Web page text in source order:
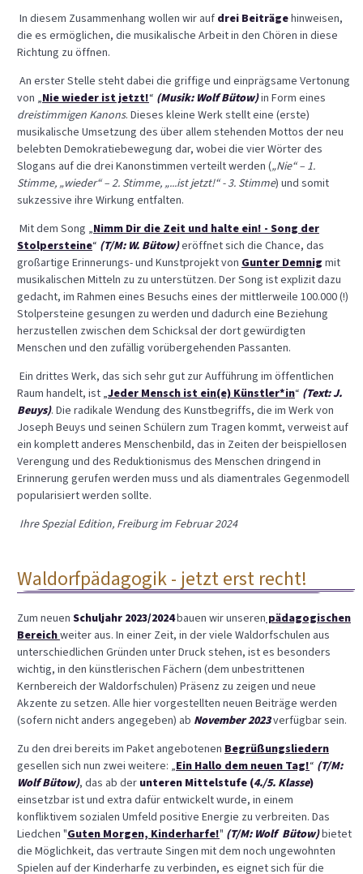
In diesem Zusammenhang wollen wir auf drei Beiträgehinweisen,
die es ermöglichen, die musikalische Arbeit in den Chören in diese
Richtung zu öffnen.
An erster Stelle steht dabei die griffige und einprägsame Vertonung
von „Nie wieder ist jetzt!“ (Musik: Wolf Bütow)in Form eines
dreistimmigen Kanons. Dieses kleine Werk stellt eine (erste)
musikalische Umsetzung des über allem stehenden Mottos der neu
belebten Demokratiebewegung dar, wobei die vier Wörter des
Slogans auf die drei Kanonstimmen verteilt werden („Nie“ – 1.
Stimme, „wieder“ – 2. Stimme, „...ist jetzt!“ - 3. Stimme) und somit
sukzessive ihre Wirkung entfalten.
Mit dem Song „Nimm Dir die Zeit und halte ein! - Song der
Stolpersteine“ (T/M: W. Bütow)eröffnet sich die Chance, das
großartige Erinnerungs- und Kunstprojekt von Gunter Demnig mit
musikalischen Mitteln zu zu unterstützen. Der Song ist explizit dazu
gedacht, im Rahmen eines Besuchs eines der mittlerweile 100.000 (!)
Stolpersteine gesungen zu werden und dadurch eine Beziehung
herzustellen zwischen dem Schicksal der dort gewürdigten
Menschen und den zufällig vorübergehenden Passanten.
Ein drittes Werk, das sich sehr gut zur Aufführung im öffentlichen
Raum handelt, ist „Jeder Mensch ist ein(e) Künstler*in“ (Text: J.
Beuys). Die radikale Wendung des Kunstbegriffs, die im Werk von
Joseph Beuys und seinen Schülern zum Tragen kommt, verweist auf
ein komplett anderes Menschenbild, das in Zeiten der beispiellosen
Verengung und des Reduktionismus des Menschen dringend in
Erinnerung gerufen werden muss und als diamentrales Gegenmodell
popularisiert werden sollte.
Ihre Spezial Edition, Freiburg im Februar 2024
Waldorfpädagogik - jetzt erst recht!
Zum neuen Schuljahr 2023/2024bauen wir unseren pädagogischen
Bereichweiter aus. In einer Zeit, in der viele Waldorfschulen aus
unterschiedlichen Gründen unter Druck stehen, ist es besonders
wichtig, in den künstlerischen Fächern (dem unbestrittenen
Kernbereich der Waldorfschulen) Präsenz zu zeigen und neue
Akzente zu setzen. Alle hier vorgestellten neuen Beiträge werden
(sofern nicht anders angegeben) ab November 2023verfügbar sein.
Zu den drei bereits im Paket angebotenen Begrüßungsliedern
gesellen sich nun zwei weitere: „Ein Hallo dem neuen Tag!“ (T/M:
Wolf Bütow), das ab der unteren Mittelstufe (4./5. Klasse)
einsetzbar ist und extra dafür entwickelt wurde, in einem
konfliktivem sozialen Umfeld positive Energie zu verbreiten. Das
Liedchen "Guten Morgen, Kinderharfe!" (T/M: Wolf Bütow)bietet
die Möglichkeit, das vertraute Singen mit dem noch ungewohnten
Spielen auf der Kinderharfe zu verbinden, es eignet sich für die